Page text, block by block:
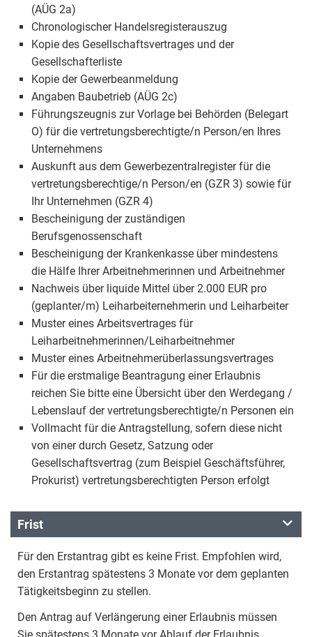
(AÜG 2a)
Chronologischer Handelsregisterauszug
Kopie des Gesellschaftsvertrages und der
Gesellschafterliste
Kopie der Gewerbeanmeldung
Angaben Baubetrieb (AÜG 2c)
Führungszeugnis zur Vorlage bei Behörden (Belegart
O) für die vertretungsberechtigte/n Person/en Ihres
Unternehmens
Auskunft aus dem Gewerbezentralregister für die
vertretungsberechtige/n Person/en (GZR 3) sowie für
Ihr Unternehmen (GZR 4)
Bescheinigung der zuständigen
Berufsgenossenschaft
Bescheinigung der Krankenkasse über mindestens
die Hälfe Ihrer Arbeitnehmerinnen und Arbeitnehmer
Nachweis über liquide Mittel über 2.000 EUR pro
(geplanter/m) Leiharbeiternehmerin und Leiharbeiter
Muster eines Arbeitsvertrages für
Leiharbeitnehmerinnen/Leiharbeitnehmer
Muster eines Arbeitnehmerüberlassungsvertrages
Für die erstmalige Beantragung einer Erlaubnis
reichen Sie bitte eine Übersicht über den Werdegang /
Lebenslauf der vertretungsberechtigte/n Personen ein
Vollmacht für die Antragstellung, sofern diese nicht
von einer durch Gesetz, Satzung oder
Gesellschaftsvertrag (zum Beispiel Geschäftsführer,
Prokurist) vertretungsberechtigten Person erfolgt
Frist
Für den Erstantrag gibt es keine Frist. Empfohlen wird,
den Erstantrag spätestens 3 Monate vor dem geplanten
Tätigkeitsbeginn zu stellen.
Den Antrag auf Verlängerung einer Erlaubnis müssen